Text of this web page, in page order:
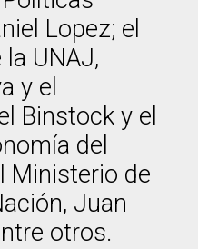
Lopez; el
UNAJ,
y el
Binstock y el
del
Ministerio de
Juan
otros.